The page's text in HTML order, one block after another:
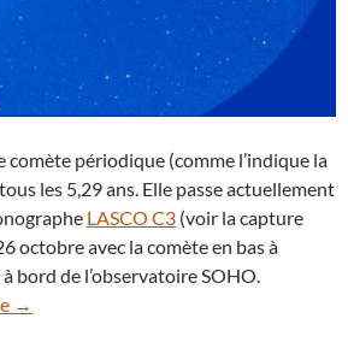
périodique (comme l’indique la
les 5,29 ans. Elle passe actuellement
LASCO C3 (voir la capture
octobre avec la comète en bas à
bord de l’observatoire SOHO.
Suivez le passage de la comète 96P/
→